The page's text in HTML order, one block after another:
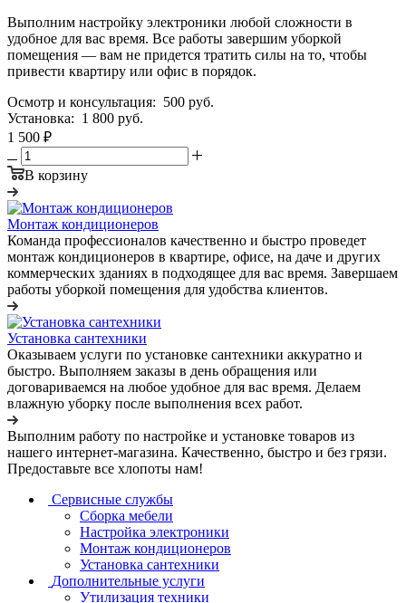
Выполним настройку электроники любой сложности в
удобное для вас время. Все работы завершим уборкой
помещения — вам не придется тратить силы на то, чтобы
привести квартиру или офис в порядок.
Осмотр и консультация: 500 руб.
Установка: 1 800 руб.
1 500 ₽
В корзину
Монтаж кондиционеров
Команда профессионалов качественно и быстро проведет
монтаж кондиционеров в квартире, офисе, на даче и других
коммерческих зданиях в подходящее для вас время. Завершаем
работы уборкой помещения для удобства клиентов.
Установка сантехники
Оказываем услуги по установке сантехники аккуратно и
быстро. Выполняем заказы в день обращения или
договариваемся на любое удобное для вас время. Делаем
влажную уборку после выполнения всех работ.
Выполним работу по настройке и установке товаров из
нашего интернет-магазина. Качественно, быстро и без грязи.
Предоставьте все хлопоты нам!
Сервисные службы
Сборка мебели
Настройка электроники
Монтаж кондиционеров
Установка сантехники
Дополнительные услуги
Утилизация техники